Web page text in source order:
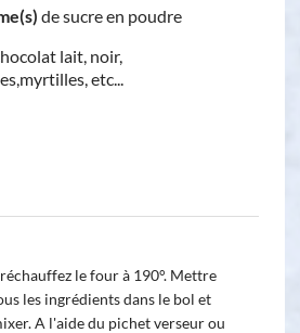
de sucre en poudre
lait, noir,
etc...
le four à 190°. Mettre
les ingrédients dans le bol et
A l'aide du pichet verseur ou